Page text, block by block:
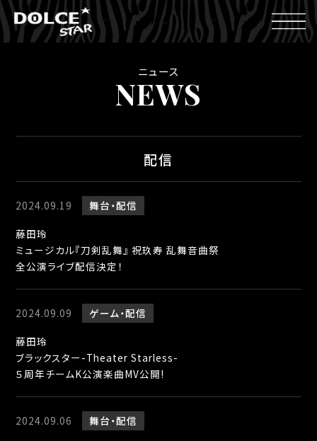
ニュース
NEWS
配信
2024.09.19 舞台 配信
藤田玲
ミュージカル『刀剣乱舞』 祝玖寿 乱舞音曲祭
全公演ライブ配信決定！
2024.09.09 ゲーム 配信
藤田玲
ブラックスター-Theater Starless-
５周年チームK公演楽曲MV公開!
2024.09.06 舞台 配信